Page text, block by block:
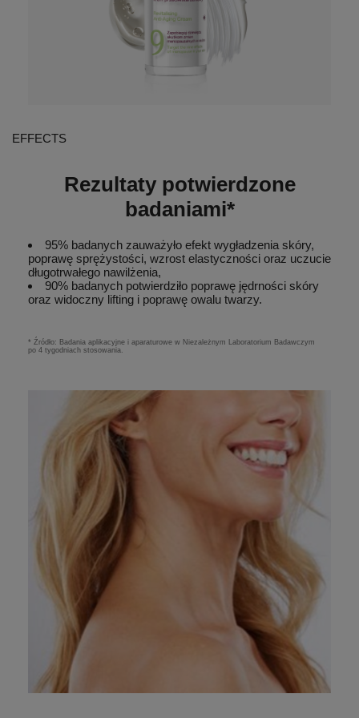
EFFECTS
Rezultaty potwierdzone
badaniami*
95% badanych zauważyło efekt wygładzenia skóry,
poprawę sprężystości, wzrost elastyczności oraz uczucie
długotrwałego nawilżenia,
90% badanych potwierdziło poprawę jędrności skóry
oraz widoczny lifting i poprawę owalu twarzy.
* Źródło: Badania aplikacyjne i aparaturowe w Niezależnym Laboratorium Badawczym
po 4 tygodniach stosowania.